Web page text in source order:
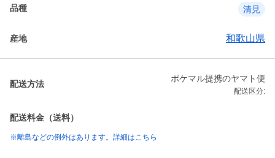
品種 清見
産地 和歌山県
配送方法
ポケマル提携のヤマト便
配送区分:
配送料金（送料）
※離島などの例外はあります。詳細はこちら